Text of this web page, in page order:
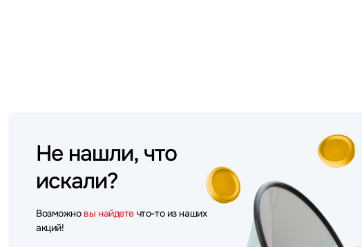
Не нашли, что
искали?
Возможно вы найдете что-то из наших
акций!